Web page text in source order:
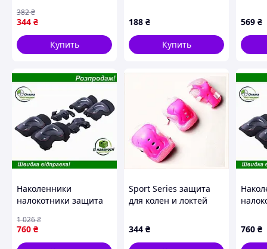
344 ₴
382₴
Купить
налокотники, запястья
188 ₴
Купить
size S
90458
569 ₴
Наколенники
налокотники защита
детские черные для
активных игр защита
760 ₴
1 026₴
Sport Series защита
для колен и локтей
1H4MB89820
344 ₴
760 ₴